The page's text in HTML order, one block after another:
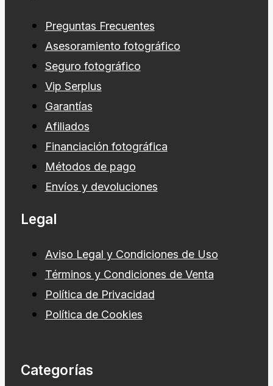
Preguntas Frecuentes
Asesoramiento fotográfico
Seguro fotográfico
Vip Serplus
Garantías
Afiliados
Financiación fotográfica
Métodos de pago
Envíos y devoluciones
Legal
Aviso Legal y Condiciones de Uso
Términos y Condiciones de Venta
Política de Privacidad
Política de Cookies
Categorías